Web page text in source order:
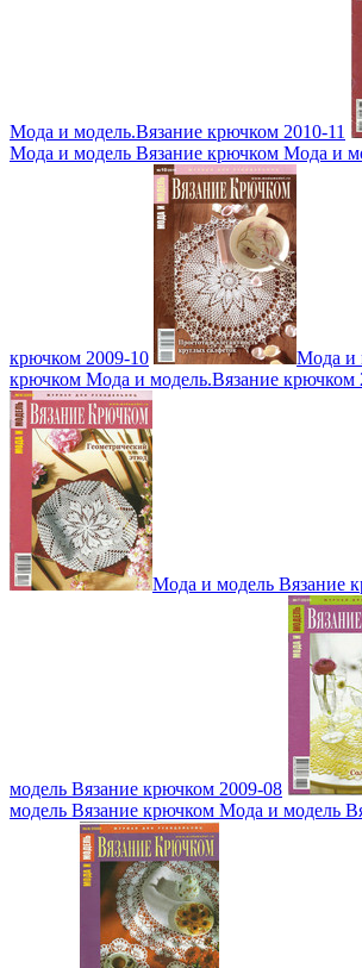
Мода и модель.Вязание крючком 2010-11
Мода и модель Вязание крючком Мода и
крючком 2009-10
Мода и
крючком Мода и модель.Вязание крючком
Мода и модель Вязание
модель Вязание крючком 2009-08
модель Вязание крючком Мода и модель